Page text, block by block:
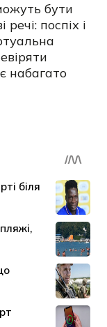
бути
поспіх і
набагато